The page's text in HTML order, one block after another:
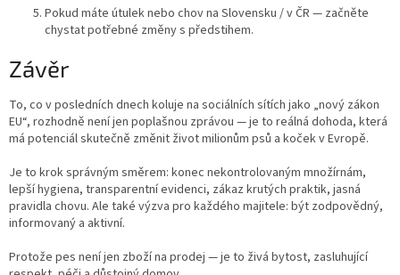
Pokud máte útulek nebo chov na Slovensku / v ČR — začněte
chystat potřebné změny s předstihem.
Závěr
To, co v posledních dnech koluje na sociálních sítích jako „nový zákon
EU“, rozhodně není jen poplašnou zprávou — je to reálná dohoda, která
má potenciál skutečně změnit život milionům psů a koček v Evropě.
Je to krok správným směrem: konec nekontrolovaným množírnám,
lepší hygiena, transparentní evidenci, zákaz krutých praktik, jasná
pravidla chovu. Ale také výzva pro každého majitele: být zodpovědný,
informovaný a aktivní.
Protože pes není jen zboží na prodej — je to živá bytost, zasluhující